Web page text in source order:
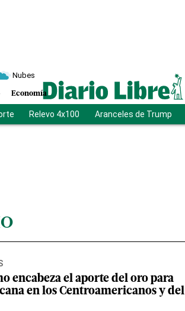
Nubes
Economía
Relevo 4x100 Aranceles de Trump
encabeza el aporte del oro para
en los Centroamericanos y del